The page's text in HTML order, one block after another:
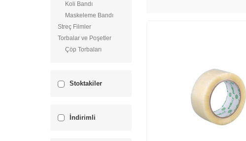
Koli Bandı
Maskeleme Bandı
Streç Filmler
Torbalar ve Poşetler
Çöp Torbaları
Stoktakiler
İndirimli